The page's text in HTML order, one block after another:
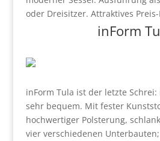
oder Dreisitzer. Attraktives
inForm
inForm Tula ist der letzte
sehr bequem. Mit fester
hochwertiger Polsterung,
vier verschiedenen